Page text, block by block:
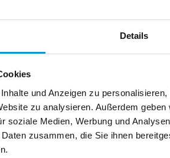
Details
und Anzeigen zu
zu analysieren. Außerdem
soziale Medien, Werbung und
zusammen, die Sie ihnen
Grill
inkl.